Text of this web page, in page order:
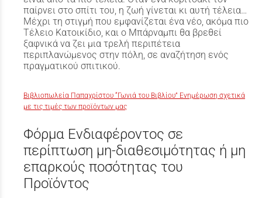
παίρνει στο σπίτι του, η ζωή γίνεται κι αυτή τέλεια…
Μέχρι τη στιγμή που εμφανίζεται ένα νέο, ακόμα πιο
Τέλειο Κατοικίδιο, και ο Μπάρναμπι θα βρεθεί
ξαφνικά να ζει μια τρελή περιπέτεια
περιπλανώμενος στην πόλη, σε αναζήτηση ενός
πραγματικού σπιτικού.
Βιβλιοπωλεία Παπαχρίστου “Γωνιά του Βιβλίου” Ενημέρωση σχετικά
με τις τιμές των προϊόντων μας
Φόρμα Ενδιαφέροντος σε
περίπτωση μη-διαθεσιμότητας ή μη
επαρκούς ποσότητας του
Προϊόντος